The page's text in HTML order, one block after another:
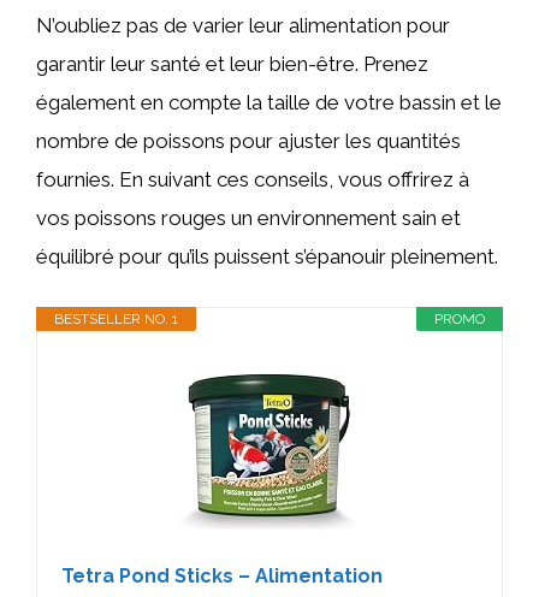
N’oubliez pas de varier leur alimentation pour
garantir leur santé et leur bien-être. Prenez
également en compte la taille de votre bassin et le
nombre de poissons pour ajuster les quantités
fournies. En suivant ces conseils, vous offrirez à
vos poissons rouges un environnement sain et
équilibré pour qu’ils puissent s’épanouir pleinement.
PROMO
BESTSELLER NO. 1
Tetra Pond Sticks – Alimentation